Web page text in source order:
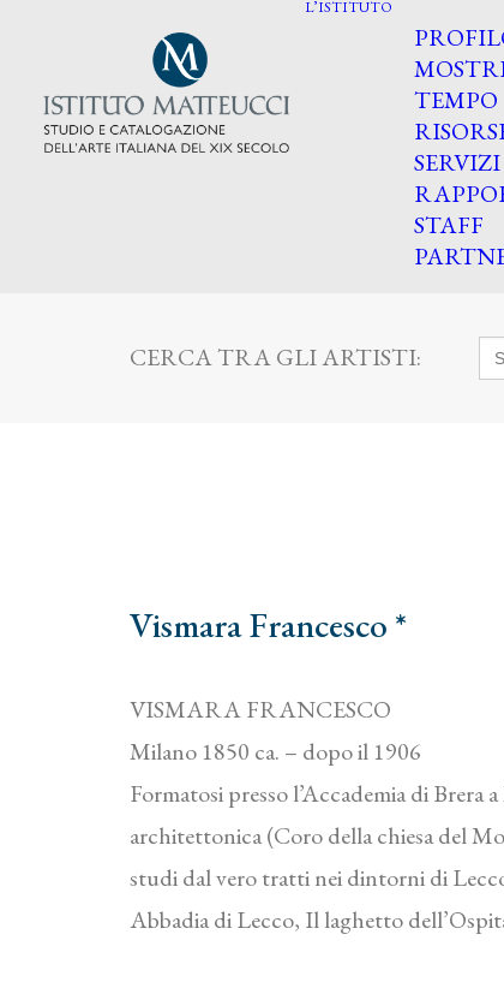
L’ISTITUTO
TEMPO
SERVIZI
STAFF
CERCA TRA GLI ARTISTI:
Vismara Francesco *
VISMARA FRANCESCO
Milano 1850 ca. – dopo il 1906
Formatosi presso l’Accademia di
architettonica (Coro della chiesa del
studi dal vero tratti nei dintorni di
Abbadia di Lecco, Il laghetto